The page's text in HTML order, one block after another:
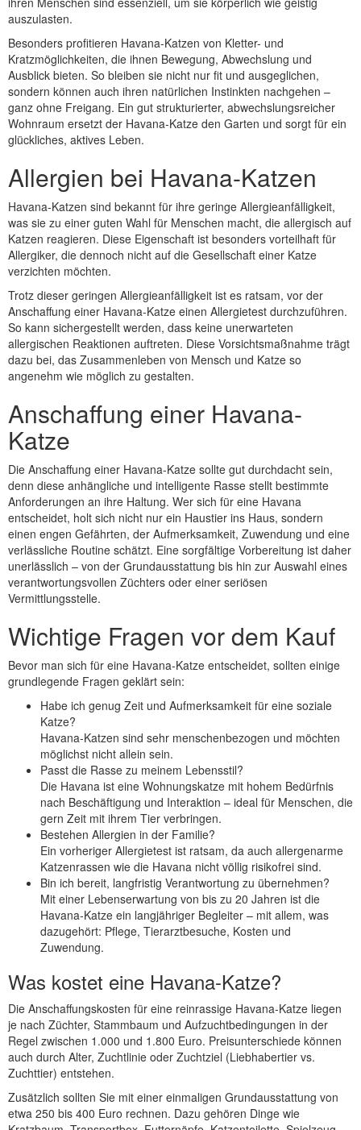
auszulasten.
Besonders profitieren Havana-Katzen von Kletter- und
Kratzmöglichkeiten, die ihnen Bewegung, Abwechslung und
Ausblick bieten. So bleiben sie nicht nur fit und ausgeglichen,
sondern können auch ihren natürlichen Instinkten nachgehen –
ganz ohne Freigang. Ein gut strukturierter, abwechslungsreicher
Wohnraum ersetzt der Havana-Katze den Garten und sorgt für ein
glückliches, aktives Leben.
Allergien bei Havana-Katzen
Havana-Katzen sind bekannt für ihre geringe Allergieanfälligkeit,
was sie zu einer guten Wahl für Menschen macht, die allergisch auf
Katzen reagieren. Diese Eigenschaft ist besonders vorteilhaft für
Allergiker, die dennoch nicht auf die Gesellschaft einer Katze
verzichten möchten.
Trotz dieser geringen Allergieanfälligkeit ist es ratsam, vor der
Anschaffung einer Havana-Katze einen Allergietest durchzuführen.
So kann sichergestellt werden, dass keine unerwarteten
allergischen Reaktionen auftreten. Diese Vorsichtsmaßnahme trägt
dazu bei, das Zusammenleben von Mensch und Katze so
angenehm wie möglich zu gestalten.
Anschaffung einer Havana-
Katze
Die Anschaffung einer Havana-Katze sollte gut durchdacht sein,
denn diese anhängliche und intelligente Rasse stellt bestimmte
Anforderungen an ihre Haltung. Wer sich für eine Havana
entscheidet, holt sich nicht nur ein Haustier ins Haus, sondern
einen engen Gefährten, der Aufmerksamkeit, Zuwendung und eine
verlässliche Routine schätzt. Eine sorgfältige Vorbereitung ist daher
unerlässlich – von der Grundausstattung bis hin zur Auswahl eines
verantwortungsvollen Züchters oder einer seriösen
Vermittlungsstelle.
Wichtige Fragen vor dem Kauf
Bevor man sich für eine Havana-Katze entscheidet, sollten einige
grundlegende Fragen geklärt sein:
Habe ich genug Zeit und Aufmerksamkeit für eine soziale
Katze?
Havana-Katzen sind sehr menschenbezogen und möchten
möglichst nicht allein sein.
Passt die Rasse zu meinem Lebensstil?
Die Havana ist eine Wohnungskatze mit hohem Bedürfnis
nach Beschäftigung und Interaktion – ideal für Menschen, die
gern Zeit mit ihrem Tier verbringen.
Bestehen Allergien in der Familie?
Ein vorheriger Allergietest ist ratsam, da auch allergenarme
Katzenrassen wie die Havana nicht völlig risikofrei sind.
Bin ich bereit, langfristig Verantwortung zu übernehmen?
Mit einer Lebenserwartung von bis zu 20 Jahren ist die
Havana-Katze ein langjähriger Begleiter – mit allem, was
dazugehört: Pflege, Tierarztbesuche, Kosten und
Zuwendung.
Was kostet eine Havana-Katze?
Die Anschaffungskosten für eine reinrassige Havana-Katze liegen
je nach Züchter, Stammbaum und Aufzuchtbedingungen in der
Regel zwischen 1.000 und 1.800 Euro. Preisunterschiede können
auch durch Alter, Zuchtlinie oder Zuchtziel (Liebhabertier vs.
Zuchttier) entstehen.
Zusätzlich sollten Sie mit einer einmaligen Grundausstattung von
etwa 250 bis 400 Euro rechnen. Dazu gehören Dinge wie